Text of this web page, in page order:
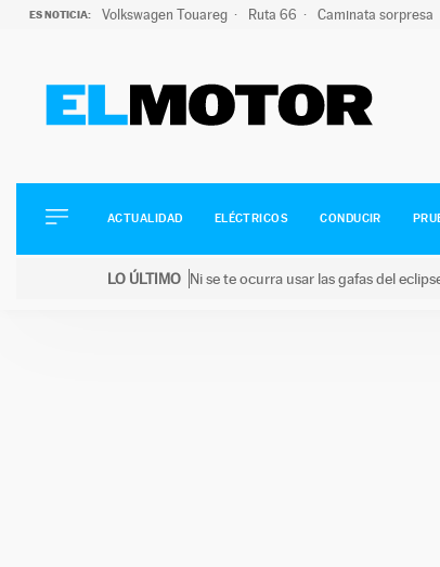
ES NOTICIA: Volkswagen Touareg Ruta 66 Caminata sorpresa
ELÉCTRICOS
CONDUCIR
ACTUALIDAD ELÉCTRICOS CONDUCIR
LO ÚLTIMO Ni se te ocurra usar las gafas del